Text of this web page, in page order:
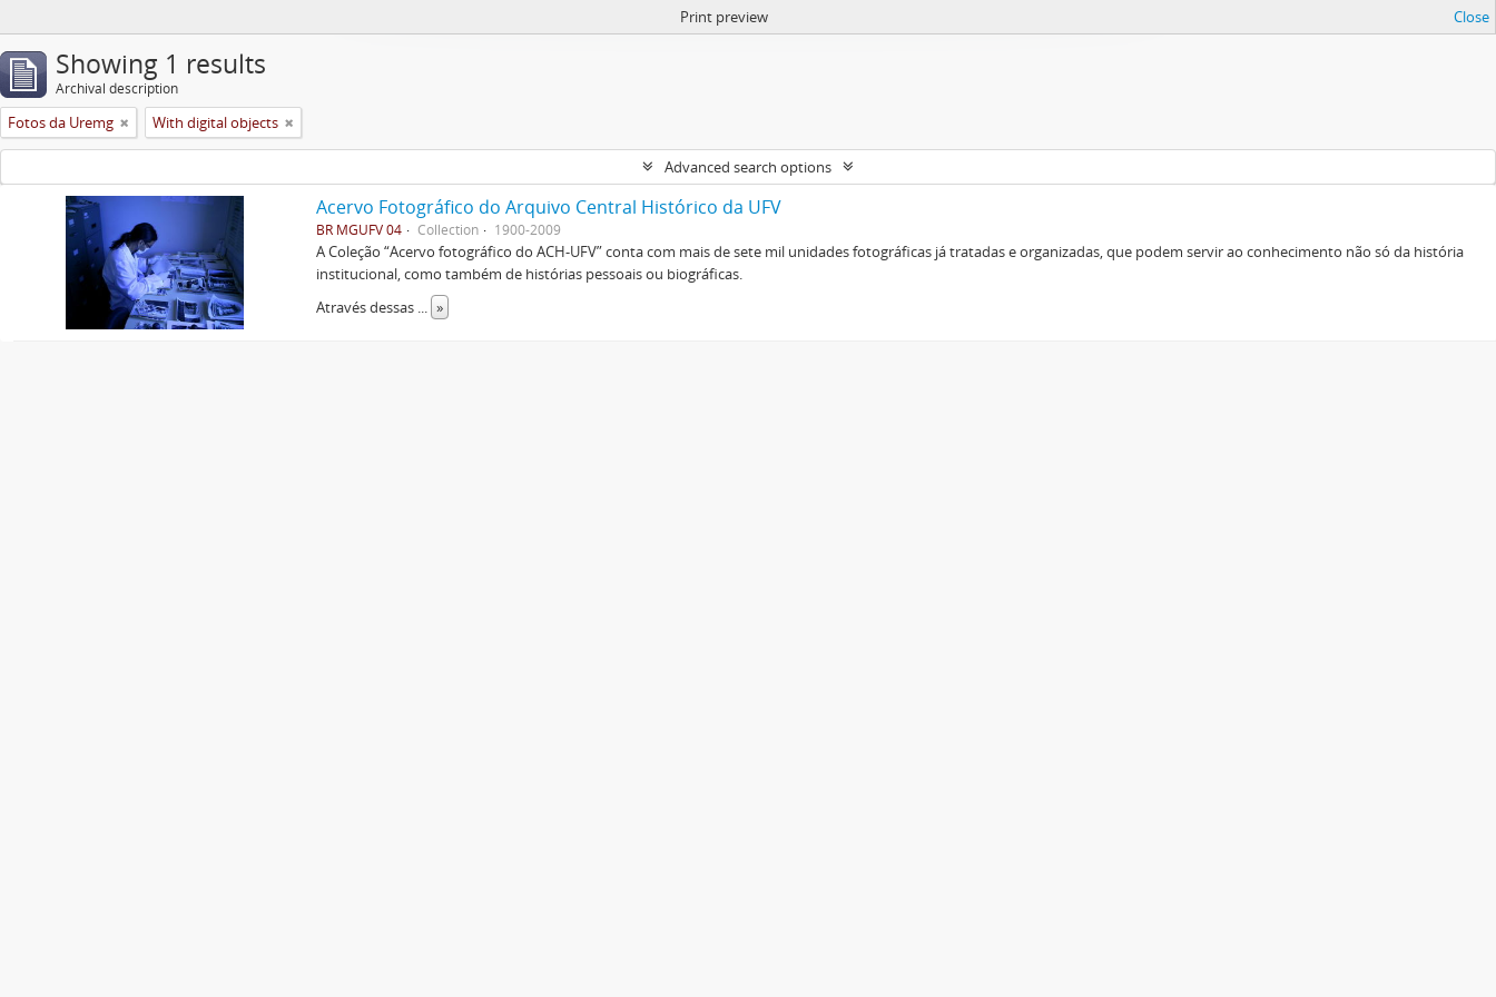
Print preview Close
Showing 1 results
Archival description
Fotos da Uremg With digital objects
Advanced search options
Acervo Fotográfico do Arquivo Central Histórico da UFV
BR MGUFV 04 Collection 1900-2009
A Coleção “Acervo fotográfico do ACH-UFV” conta com mais de sete mil unidades fotográficas já tratadas e organizadas, que podem servir ao conhecimento não só da história
institucional, como também de histórias pessoais ou biográficas.
Através dessas ... »